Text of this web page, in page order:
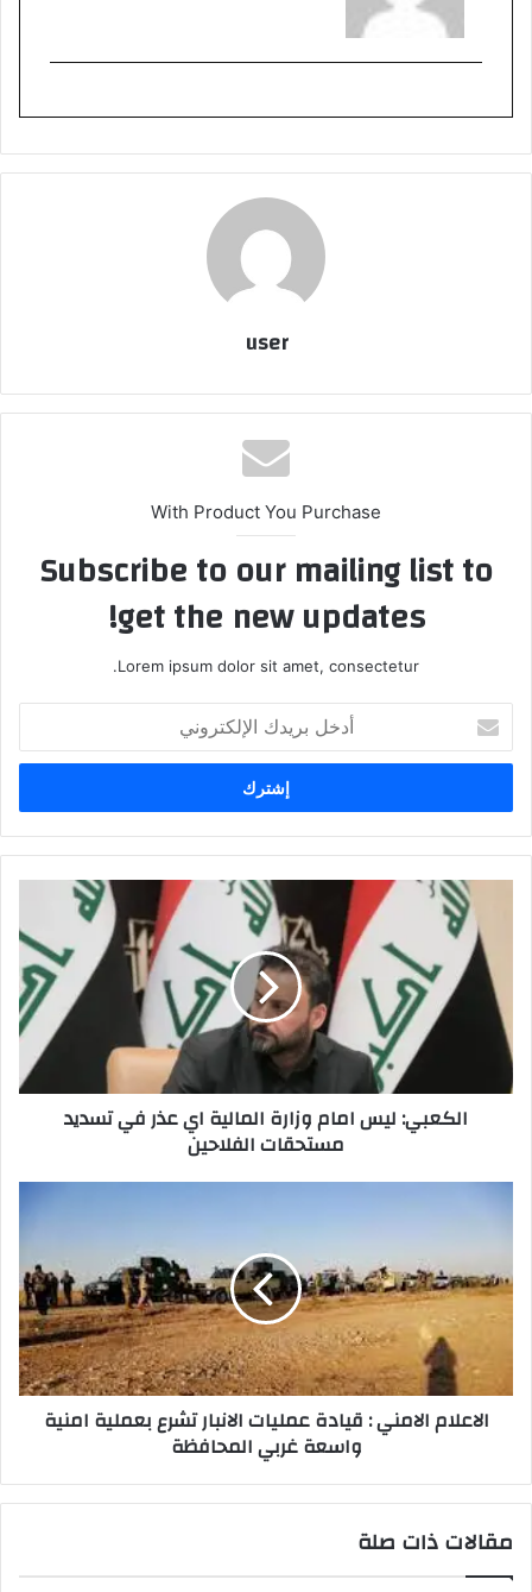
user
With Product You Purchase
Subscribe to our mailing list to
get the new updates!
Lorem ipsum dolor sit amet, consectetur.
بريدك
الإلكتروني
الكعبي:
وزارة
المالية
اي
عذر
في
تسديد
مستحقاتالكعبي: ليس امام وزارة المالية اي عذر في تسديد
مستحقات الفلاحين
عمليات
الانبار
بعملية
امنية
واسعةالاعلام الامني : قيادة عمليات الانبار تشرع بعملية امنية
واسعة غربي المحافظة
مقالات ذات صلة